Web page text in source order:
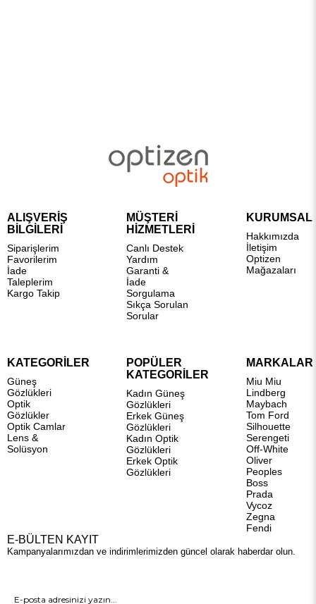
ALIŞVERİŞ
BİLGİLERİ
Siparişlerim
Favorilerim
İade
Taleplerim
Kargo Takip
MÜŞTERİ
HİZMETLERİ
Canlı Destek
Yardım
Garanti &
İade
Sorgulama
Sıkça Sorulan
Sorular
KURUMSAL
Hakkımızda
İletişim
Optizen
Mağazaları
KATEGORİLER
Güneş
Gözlükleri
Optik
Gözlükler
Optik Camlar
Lens &
Solüsyon
POPÜLER
KATEGORİLER
Kadın Güneş
Gözlükleri
Erkek Güneş
Gözlükleri
Kadın Optik
Gözlükleri
Erkek Optik
Gözlükleri
MARKALAR
Miu Miu
Lindberg
Maybach
Tom Ford
Silhouette
Serengeti
Off-White
Oliver
Peoples
Boss
Prada
Vycoz
Zegna
Fendi
E-BÜLTEN KAYIT
Kampanyalarımızdan ve indirimlerimizden güncel olarak haberdar olun.